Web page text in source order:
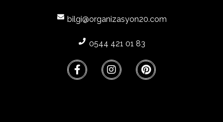
bilgi@organizasyon20.com
0544 421 01 83